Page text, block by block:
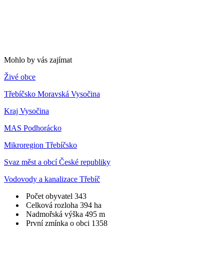
Mohlo by vás zajímat
Živé obce
Třebíčsko Moravská Vysočina
Kraj Vysočina
MAS Podhorácko
Mikroregion Třebíčsko
Svaz měst a obcí České republiky
Vodovody a kanalizace Třebíč
Počet obyvatel 343
Celková rozloha 394 ha
Nadmořská výška 495 m
První zmínka o obci 1358